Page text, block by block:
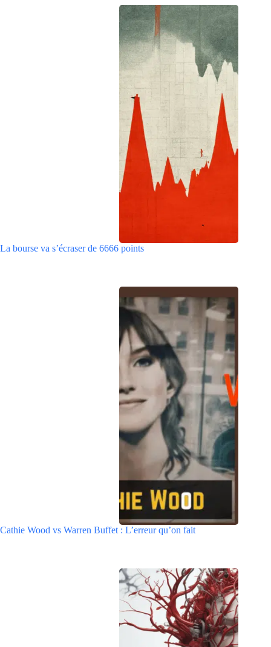
La bourse va s’écraser de 6666 points
Cathie Wood vs Warren Buffet : L’erreur qu’on fait